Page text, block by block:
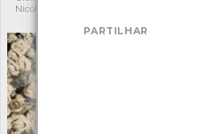
Nicole Viana
PARTILHAR